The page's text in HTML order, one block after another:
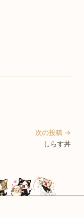
次の投稿 →
しらす丼